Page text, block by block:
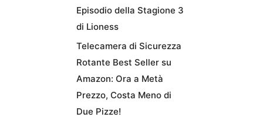
Episodio della Stagione 3
di Lioness
Telecamera di Sicurezza
Rotante Best Seller su
Amazon: Ora a Metà
Prezzo, Costa Meno di
Due Pizze!